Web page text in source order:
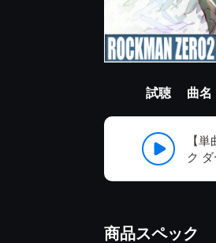
試聴 曲名
【
ク
商品スペック